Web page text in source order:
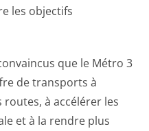
les objectifs
que le Métro 3
de transports à
routes, à accélérer les
et à la rendre plus